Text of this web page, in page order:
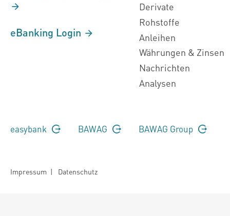
eBanking Login
Derivate
Rohstoffe
Anleihen
Währungen & Zinsen
Nachrichten
Analysen
easybank BAWAG BAWAG Group
Impressum | Datenschutz